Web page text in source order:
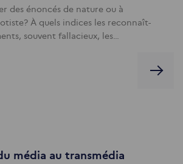
des énoncés de nature ou à
À quels indices les reconnaît-
souvent fallacieux, les…
média au transmédia